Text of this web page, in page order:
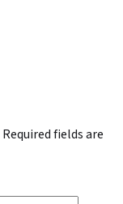
Required fields are